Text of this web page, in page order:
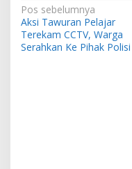
Navigasi
pos
Pos sebelumnya
Aksi Tawuran Pelajar
Terekam CCTV, Warga
Serahkan Ke Pihak Polisi